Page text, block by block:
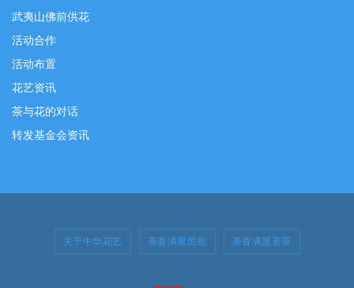
武夷山佛前供花
活动合作
活动布置
花艺资讯
茶与花的对话
转发基金会资讯
关于中华花艺 茶香满屋民宿 茶香满屋茗茶